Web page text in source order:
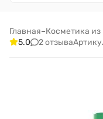
Главная–Косметика
5.0
2 отзыва